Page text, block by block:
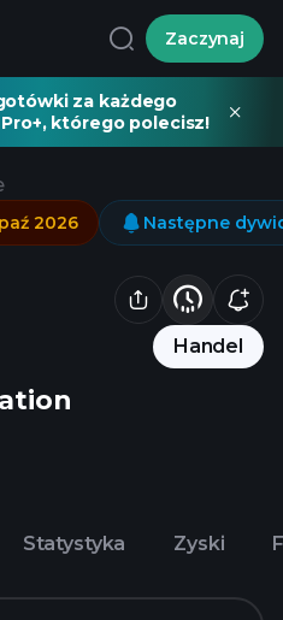
Zaczynaj
za każdego
którego polecisz!
Handel
2026 Następne
Statystyka Zyski